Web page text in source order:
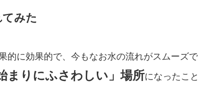
みた
的に効果的で、今もなお水の流れがスムーズで
まりにふさわしい」場所になったこ